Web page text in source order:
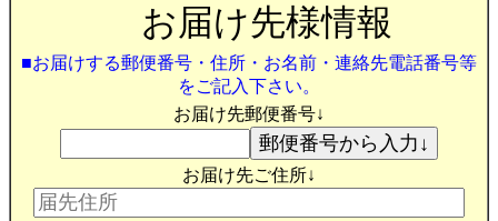
お届け先様情報
■お届けする郵便番号・住所・お名前・連絡先電話番号等
をご記入下さい。
お届け先郵便番号↓
お届け先ご住所↓